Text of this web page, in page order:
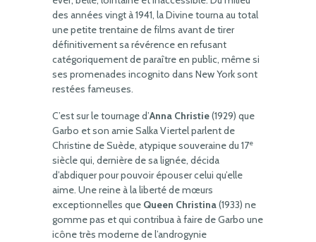
des années vingt à 1941, la Divine tourna au total
une petite trentaine de films avant de tirer
définitivement sa révérence en refusant
catégoriquement de paraître en public, même si
ses promenades incognito dans New York sont
restées fameuses.
C’est sur le tournage d’Anna Christie(1929) que
Garbo et son amie Salka Viertel parlent de
Christine de Suède, atypique souveraine du 17e
siècle qui, dernière de sa lignée, décida
d’abdiquer pour pouvoir épouser celui qu’elle
aime. Une reine à la liberté de mœurs
exceptionnelles que Queen Christina(1933) ne
gomme pas et qui contribua à faire de Garbo une
icône très moderne de l’androgynie